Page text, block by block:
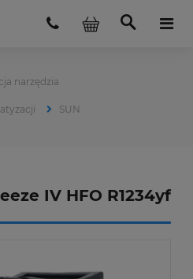
narzędzia
SUN
IV HFO R1234yf